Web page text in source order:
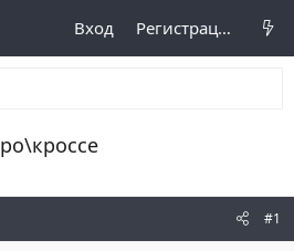
Вход Регистрация
#1